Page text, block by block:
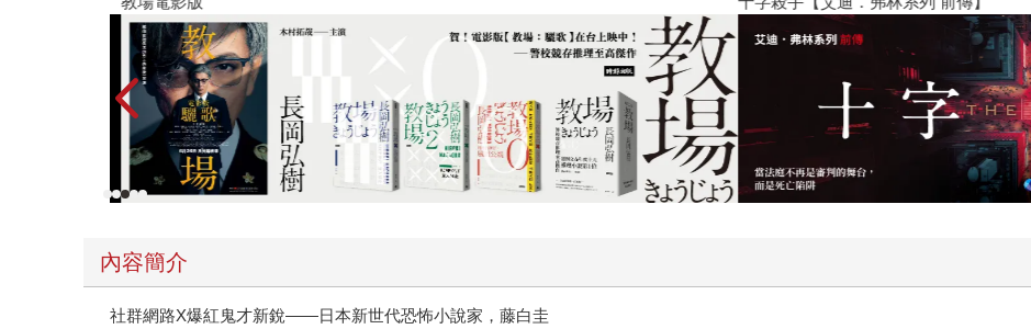
內容簡介
社群網路X爆紅鬼才新銳——日本新世代恐怖小說家，藤白圭